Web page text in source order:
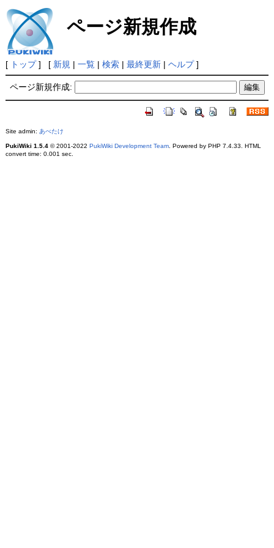
ページ新規作成
[ トップ] [ 新規 | 一覧| 検索| 最終更新| ヘルプ]
ページ新規作成:
Site admin: あべたけ
PukiWiki 1.5.4© 2001-2022 PukiWiki Development Team. Powered by PHP 7.4.33. HTML
convert time: 0.001 sec.